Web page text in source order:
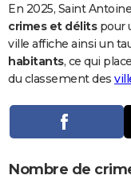
Dictionnaire
Biographies
Citations
Expressions
Proverbes
PROGRAMME TV
S'inscrire
Se connecter
Lycées
Collèges
Primaires
Universités
Entreprises
Service militaire
Avis de recherche
AVIS DE DÉCÈS
En 2025, Saint
crimes et délitspour
ville affiche ainsi un
habitants, ce qui
du classement des
Nombre de